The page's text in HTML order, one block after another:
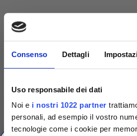
Consenso Dettagli
Uso responsabile dei dati
Noi e i nostri 1022 partner
personali, ad esempio il vostro
tecnologie come i cookie per